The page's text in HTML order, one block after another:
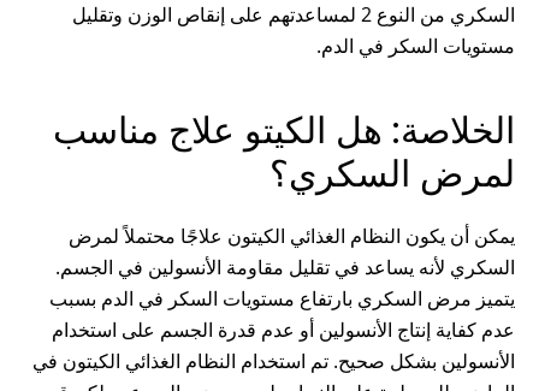
السكري من النوع 2 لمساعدتهم على إنقاص الوزن وتقليل
مستويات السكر في الدم.
الخلاصة: هل الكيتو علاج مناسب
لمرض السكري؟
يمكن أن يكون النظام الغذائي الكيتون علاجًا محتملاً لمرض
السكري لأنه يساعد في تقليل مقاومة الأنسولين في الجسم.
يتميز مرض السكري بارتفاع مستويات السكر في الدم بسبب
عدم كفاية إنتاج الأنسولين أو عدم قدرة الجسم على استخدام
الأنسولين بشكل صحيح. تم استخدام النظام الغذائي الكيتون في